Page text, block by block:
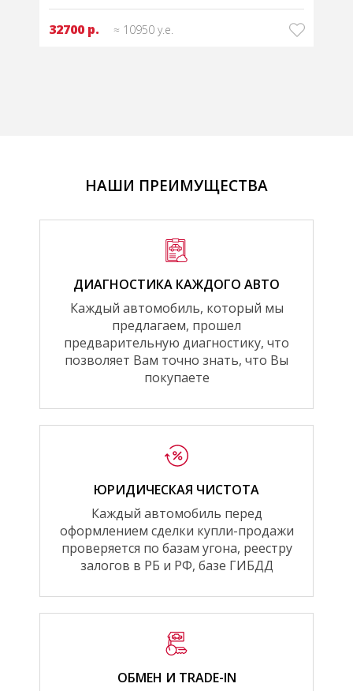
32700 р. ≈ 10950 у.е.
НАШИ ПРЕИМУЩЕСТВА
ДИАГНОСТИКА КАЖДОГО АВТО
Каждый автомобиль, который мы
предлагаем, прошел
предварительную диагностику, что
позволяет Вам точно знать, что Вы
покупаете
ЮРИДИЧЕСКАЯ ЧИСТОТА
Каждый автомобиль перед
оформлением сделки купли-продажи
проверяется по базам угона, реестру
залогов в РБ и РФ, базе ГИБДД
ОБМЕН И TRADE-IN